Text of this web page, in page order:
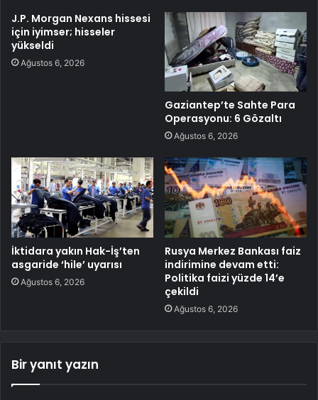
J.P. Morgan Nexans hissesi
için iyimser; hisseler
yükseldi
Ağustos 6, 2026
Gaziantep’te Sahte Para
Operasyonu: 6 Gözaltı
Ağustos 6, 2026
İktidara yakın Hak-İş’ten
asgaride ‘hile’ uyarısı
Ağustos 6, 2026
Rusya Merkez Bankası faiz
indirimine devam etti:
Politika faizi yüzde 14’e
çekildi
Ağustos 6, 2026
Bir yanıt yazın